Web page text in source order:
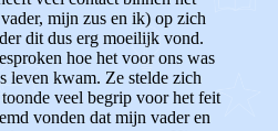
mijn zus en ik) op zich
dit dus erg moeilijk vond.
hoe het voor ons was
leven kwam. Ze stelde zich
veel begrip voor het feit
vonden dat mijn vader en